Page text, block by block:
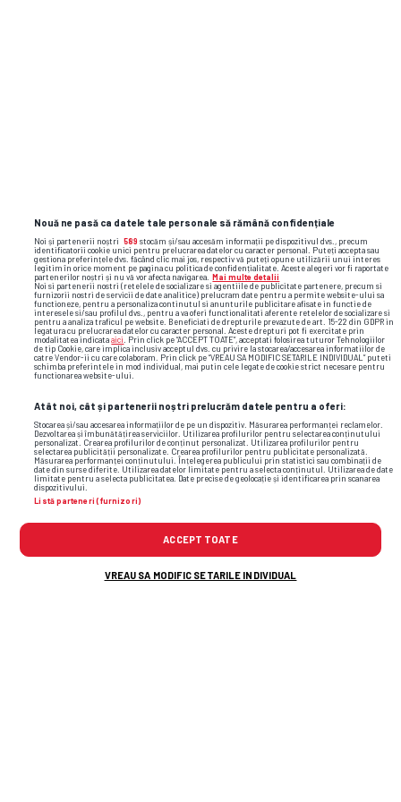
Foto3/23
Nouă ne pasă ca datele tale personale să rămână confidențiale
Noi și partenerii noștri 589 stocăm și/sau accesăm informații pe dispozitivul dvs., precum
identificatorii cookie unici pentru prelucrarea datelor cu caracter personal. Puteți accepta sau
gestiona preferințele dvs. făcând clic mai jos, respectiv vă puteți opune utilizării unui interes
legitim în orice moment pe pagina cu politica de confidențialitate. Aceste alegeri vor fi raportate
partenerilor noștri și nu vă vor afecta navigarea. Mai multe detalii
Noi si partenerii nostri (retelele de socializare si agentiile de publicitate partenere, precum si
furnizorii nostri de servicii de date analitice) prelucram date pentru a permite website-ului sa
functioneze, pentru a personaliza continutul si anunturile publicitare afisate in functie de
interesele si/sau profilul dvs., pentru a va oferi functionalitati aferente retelelor de socializare si
pentru a analiza traficul pe website. Beneficiati de drepturile prevazute de art. 15-22 din GDPR in
legatura cu prelucrarea datelor cu caracter personal. Aceste drepturi pot fi exercitate prin
modalitatea indicataaici
. Prin click pe “ACCEPT TOATE”, acceptati folosirea tuturor Tehnologiilor
de tip Cookie, care implica inclusiv acceptul dvs. cu privire la stocarea/accesarea informatiilor de
catre Vendor-ii cu care colaboram. Prin click pe “VREAU SA MODIFIC SETARILE INDIVIDUAL” puteti
schimba preferintele in mod individual, mai putin cele legate de cookie strict necesare pentru
functionarea website-ului.
Atât noi, cât și partenerii noștri prelucrăm datele pentru a oferi:
Stocarea și/sau accesarea informațiilor de pe un dispozitiv. Măsurarea performanței reclamelor.
Dezvoltarea și îmbunătățirea serviciilor. Utilizarea profilurilor pentru selectarea conținutului
personalizat. Crearea profilurilor de conținut personalizat. Utilizarea profilurilor pentru
selectarea publicității personalizate. Crearea profilurilor pentru publicitate personalizată.
Măsurarea performanței conținutului. Înțelegerea publicului prin statistici sau combinații de
date din surse diferite. Utilizarea datelor limitate pentru a selecta conținutul. Utilizarea de date
limitate pentru a selecta publicitatea. Date precise de geolocație și identificarea prin scanarea
dispozitivului.
Listă parteneri (furnizori)
ACCEPT TOATE
VREAU SA MODIFIC SETARILE INDIVIDUAL